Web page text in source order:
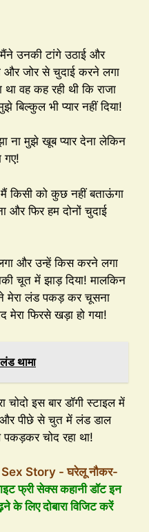
उनकी टांगे उठाई और
और जोर से चुदाई करने लगा
था वह कह रही थी कि राजा
बिल्कुल भी प्यार नहीं दिया!
ना मुझे खूब प्यार देना लेकिन
गए!
किसी को कुछ नहीं बताऊंगा
और फिर हम दोनों चुदाई
और उन्हें किस करने लगा
चूत में झाड़ दिया! मालकिन
मेरा लंड पकड़ कर चूसना
फिरसे खड़ा हो गया!
लंड थामा
चोदो इस बार डॉगी स्टाइल में
और पीछे से चुत में लंड डाल
चोद रहा था!
Story - घरेलू नौकर-
फ्री सेक्स कहानी डॉट इन
के लिए दोबारा विजिट करें